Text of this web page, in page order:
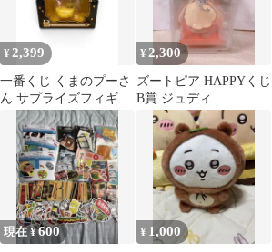
¥ 2,399
一番くじ くまのプーさ
ん サプライズフィギュ
ア B賞
¥ 2,300
ズートピア HAPPYくじ
B賞 ジュディ
現在 ¥600 ¥ 1,000